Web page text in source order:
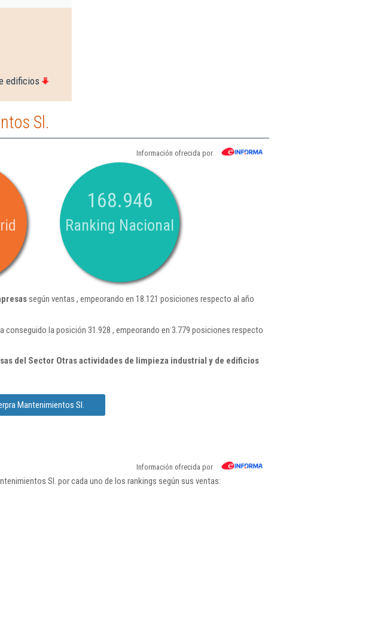
edificios
Sl.
Información ofrecida por
168.946
Ranking Nacional
según ventas , empeorando en 18.121 posiciones respecto al año
conseguido la posición 31.928 , empeorando en 3.779 posiciones respecto
del Sector Otras actividades de limpieza industrial y de edificios
Mantenimientos Sl.
Información ofrecida por
Sl. por cada uno de los rankings según sus ventas: